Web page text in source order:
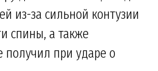
из-за сильной контузии
спины, а также
получил при ударе о